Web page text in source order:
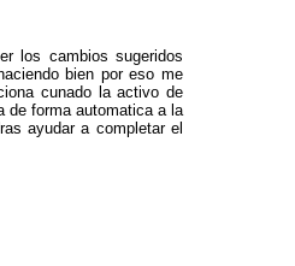
los cambios sugeridos
bien por eso me
cunado la activo de
de forma automatica a la
ayudar a completar el